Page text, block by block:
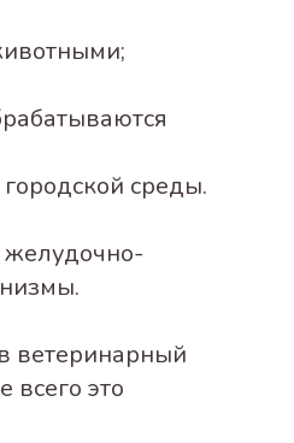
среды.
желудочно-
ветеринарный
это